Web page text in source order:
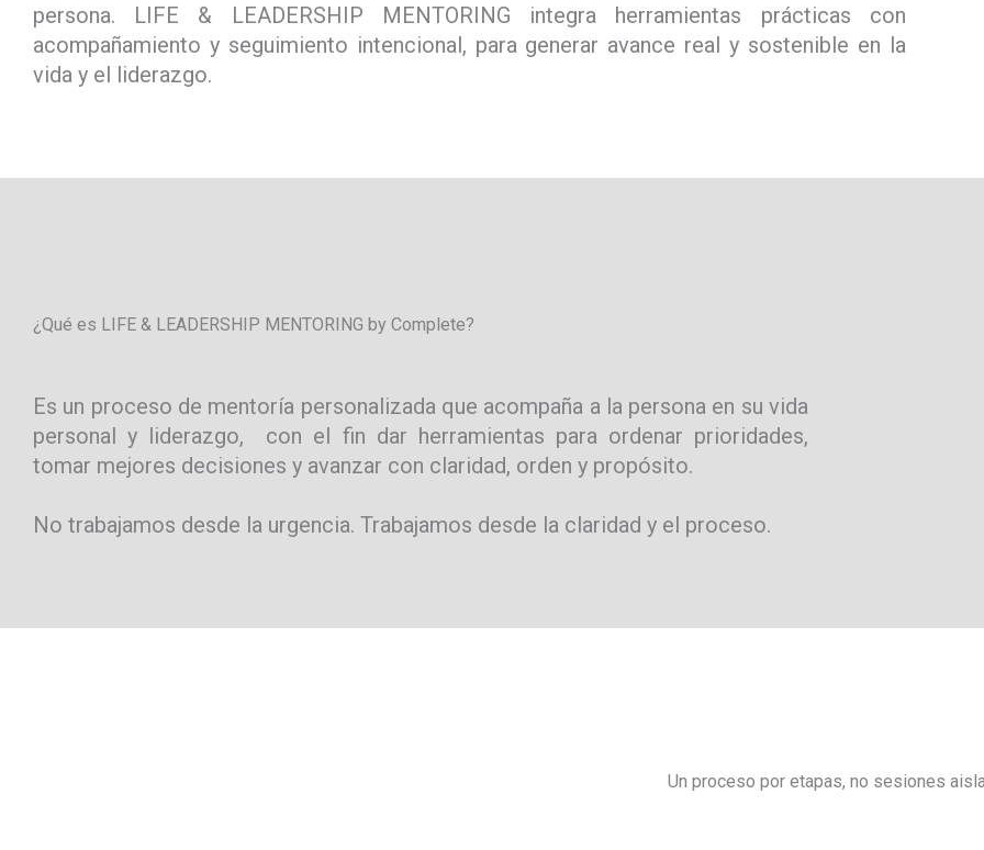
persona. LIFE & LEADERSHIP MENTORING integra herramientas prácticas con
acompañamiento y seguimiento intencional, para generar avance real y sostenible en la
vida y el liderazgo.
¿Qué es LIFE & LEADERSHIP MENTORING by Complete?
Es un proceso de mentoría personalizada que acompaña a la persona en su vida
personal y liderazgo, con el fin dar herramientas para ordenar prioridades,
tomar mejores decisiones y avanzar con claridad, orden y propósito.
No trabajamos desde la urgencia. Trabajamos desde la claridad y el proceso.
Un proceso por etapas, no sesiones